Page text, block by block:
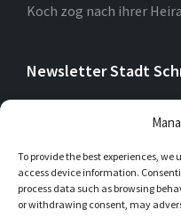
To provide the best experiences,
access device information.
process data such as browsing
or withdrawing consent, may
Koch zog nach ihrer
Newsletter Stadt